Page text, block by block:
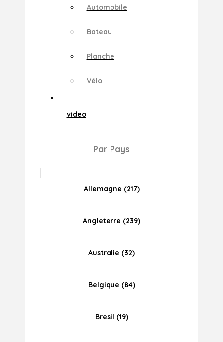
Automobile
Bateau
Planche
Vélo
video
Par Pays
Allemagne (217)
Angleterre (239)
Australie (32)
Belgique (84)
Bresil (19)